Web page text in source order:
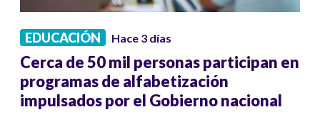
EDUCACIÓN Hace 3 días
Cerca de 50 mil personas participan en
programas de alfabetización
impulsados por el Gobierno nacional